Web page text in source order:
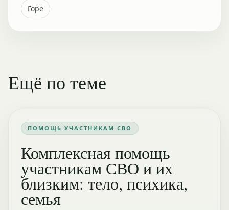
Горе
Ещё по теме
ПОМОЩЬ УЧАСТНИКАМ СВО
Комплексная помощь
участникам СВО и их
близким: тело, психика,
семья